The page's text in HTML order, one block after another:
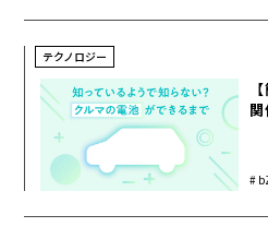
テクノロジー